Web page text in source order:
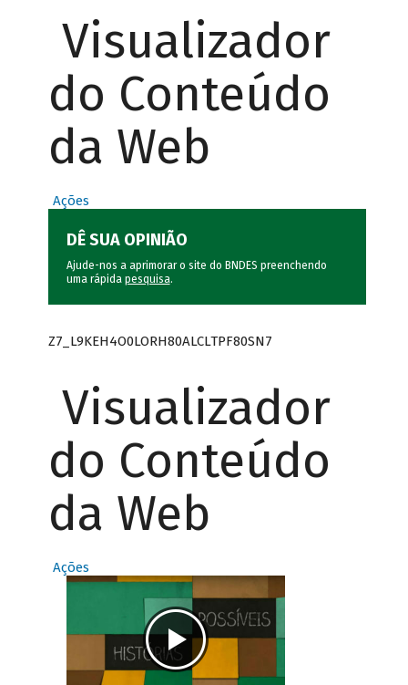
Visualizador
do Conteúdo
da Web
Ações
DÊ SUA OPINIÃO
Ajude-nos a aprimorar o site do BNDES preenchendo
uma rápida pesquisa.
Z7_L9KEH4O0LORH80ALCLTPF80SN7
Visualizador
do Conteúdo
da Web
Ações